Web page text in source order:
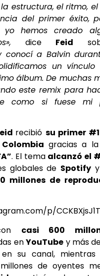
estructura, el ritmo, el
del primer éxito,
yo hemos creado
dice Feid
conocí a Balvin
un vínculo
álbum. De muchas
este remix para
como si fuese mi
recibió su primer
gracias a
. El tema alcanzó el
globales de Spotify
millones de
p/
casi 600
enYouTube y más
su canal,
de oyentes